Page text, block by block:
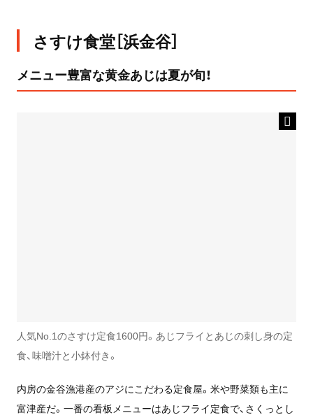
さすけ食堂［浜金谷］
メニュー豊富な黄金あじは夏が旬！
人気No.1のさすけ定食1600円。あじフライとあじの刺し身の定
食、味噌汁と小鉢付き。
内房の金谷漁港産のアジにこだわる定食屋。米や野菜類も主に
富津産だ。一番の看板メニューはあじフライ定食で、さくっとし